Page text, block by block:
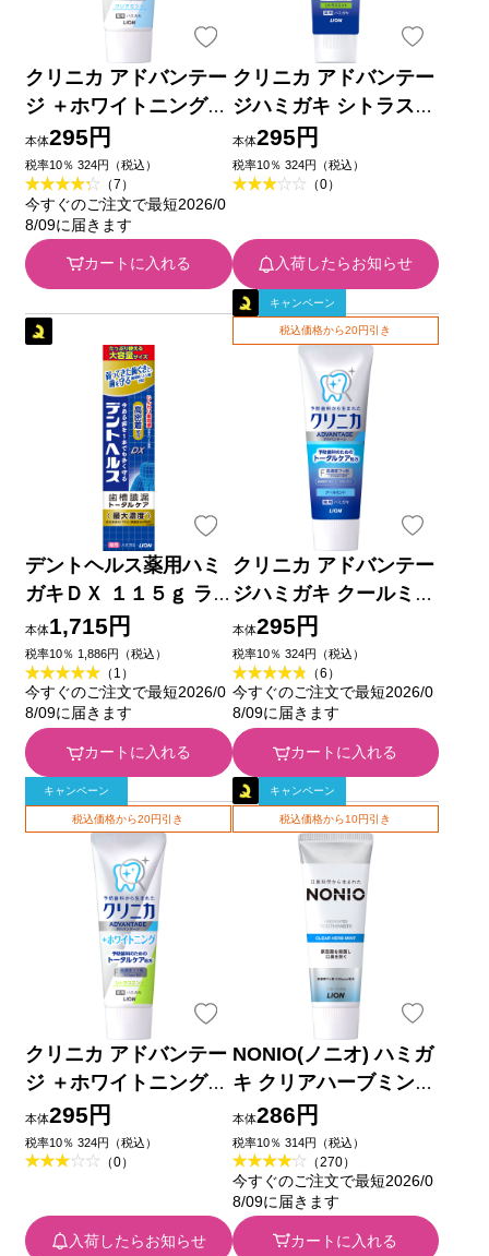
クリニカ アドバンテー
ジ ＋ホワイトニング
ハミガキ クリアミント
歯磨き粉 １３０ｇ ラ
イオン (医薬部外品)
本体295円
税率10％ 324円（税込）
（7）
今すぐのご注文で最短2026/0
8/09に届きます
カートに入れる
クリニカ アドバンテー
ジハミガキ シトラスミ
ント １０％増量 歯磨
き粉 １４３ｇ ライオ
ン (医薬部外品)
本体295円
税率10％ 324円（税込）
（0）
入荷したらお知らせ
デントヘルス薬用ハミ
ガキＤＸ １１５ｇ ラ
イオン (医薬部外品)
本体1,715円
税率10％ 1,886円（税込）
（1）
今すぐのご注文で最短2026/0
8/09に届きます
カートに入れる
キャンペーン
税込価格から20円引き
クリニカ アドバンテー
ジハミガキ クールミン
ト タテ型 歯磨き粉 １
３０ｇ ライオン (医薬
部外品)
本体295円
税率10％ 324円（税込）
（6）
今すぐのご注文で最短2026/0
8/09に届きます
カートに入れる
キャンペーン
税込価格から20円引き
クリニカ アドバンテー
ジ ＋ホワイトニング
ハミガキ シトラスミン
ト 歯磨き粉 １３０ｇ
ライオン (医薬部外品)
本体295円
税率10％ 324円（税込）
（0）
入荷したらお知らせ
キャンペーン
税込価格から10円引き
NONIO(ノニオ) ハミガ
キ クリアハーブミント
歯磨き粉 １３０ｇ ラ
イオン (医薬部外品)
本体286円
税率10％ 314円（税込）
（270）
今すぐのご注文で最短2026/0
8/09に届きます
カートに入れる